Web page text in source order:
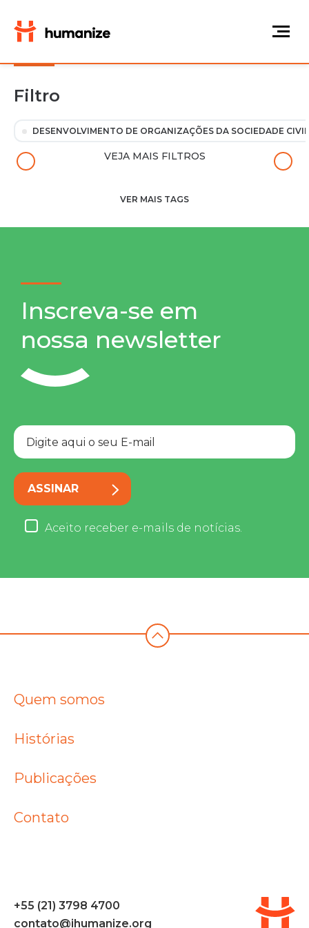
Filtro
DESENVOLVIMENTO DE ORGANIZAÇÕES DA SOCIEDADE CIVIL
VEJA MAIS FILTROS
VER MAIS TAGS
Inscreva-se em
nossa newsletter
ASSINAR
Aceito receber e-mails de notícias.
Quem somos
Histórias
Publicações
Contato
+55 (21) 3798 4700
contato@ihumanize.org